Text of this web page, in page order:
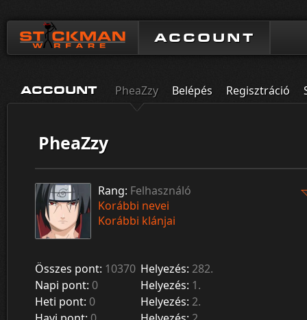
ACCOUNT
ACCOUNT PheaZzy Belépés Regisztráció
PheaZzy
Rang: Felhasználó
Korábbi nevei
Korábbi klánjai
Összes pont: 10370 Helyezés: 282.
Napi pont: 0 Helyezés: 1.
Heti pont: 0 Helyezés: 2.